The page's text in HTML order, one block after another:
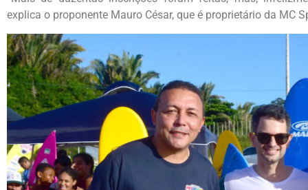
explica o proponente Mauro César, que é proprietário da MC